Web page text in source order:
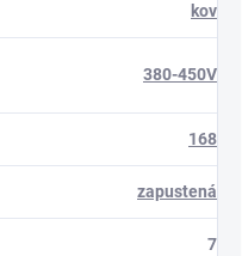
kov
380-450V
168
zapustená
7